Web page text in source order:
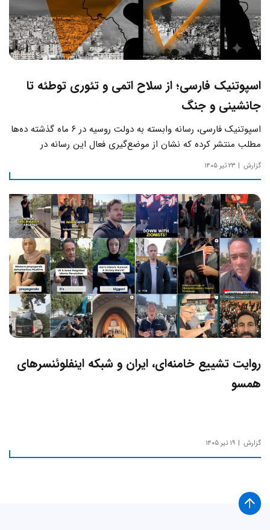
اسپوتنیک فارسی؛ از سلاح اتمی و تئوری توطئه تا
جانشینی و جنگ
اسپوتنیک فارسی، رسانه وابسته به دولت روسیه در ۶ ماه گذشته ده‌ها
مطلب منتشر کرده که نشان از موضع‌گیری فعال این رسانه‌ در
حساس‌ترین مسائل چالش‌های داخلی ایران دارد.
گزارش ۲۳ تیر ۱۴۰۵
روایت تشییع خامنه‌ای، ایران و شبکه اینفلوئنسرهای
همسو
گزارش ۱۹ تیر ۱۴۰۵